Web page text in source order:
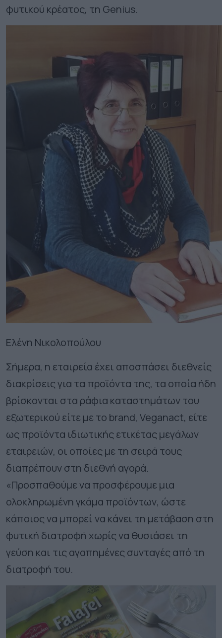
φυτικού κρέατος, τη Genius.
Ελένη Νικολοπούλου
Σήμερα, η εταιρεία έχει αποσπάσει διεθνείς
διακρίσεις για τα προϊόντα της, τα οποία ήδη
βρίσκονται στα ράφια καταστημάτων του
εξωτερικού είτε με το brand, Veganact, είτε
ως προϊόντα ιδιωτικής ετικέτας μεγάλων
εταιρειών, οι οποίες με τη σειρά τους
διαπρέπουν στη διεθνή αγορά.
«Προσπαθούμε να προσφέρουμε μια
ολοκληρωμένη γκάμα προϊόντων, ώστε
κάποιος να μπορεί να κάνει τη μετάβαση στη
φυτική διατροφή χωρίς να θυσιάσει τη
γεύση και τις αγαπημένες συνταγές από τη
διατροφή του.